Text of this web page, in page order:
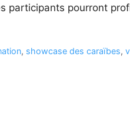
participants pourront
, showcase des caraïbes,